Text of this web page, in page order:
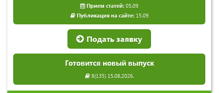
Прием статей: 05.09
Публикация на сайте:15.09
Подать заявку
Готовится новый выпуск
8(135) 15.08.2026.